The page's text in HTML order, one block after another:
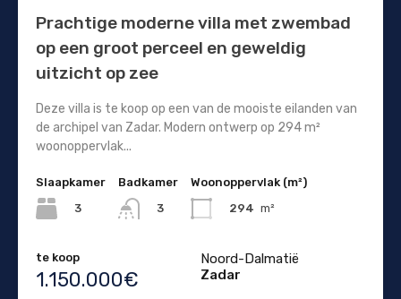
Prachtige moderne villa met zwembad
op een groot perceel en geweldig
uitzicht op zee
Deze villa is te koop op een van de mooiste eilanden van
de archipel van Zadar. Modern ontwerp op 294 m²
woonoppervlak...
Slaapkamer
3
Badkamer
3
Woonoppervlak (m²)
294 m²
te koop
1.150.000€
Noord-Dalmatië
Zadar